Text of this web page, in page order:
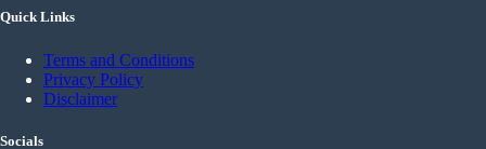
Quick Links
Terms and Conditions
Privacy Policy
Disclaimer
Socials